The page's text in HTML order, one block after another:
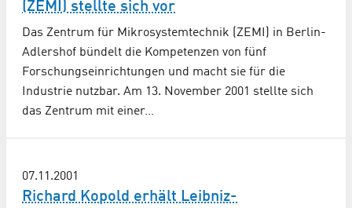
(ZEMI) stellte sich vor
Das Zentrum für Mikrosystemtechnik (ZEMI) in Berlin-
Adlershof bündelt die Kompetenzen von fünf
Forschungseinrichtungen und macht sie für die
Industrie nutzbar. Am 13. November 2001 stellte sich
das Zentrum mit einer…
07.11.2001
Richard Kopold erhält Leibniz-